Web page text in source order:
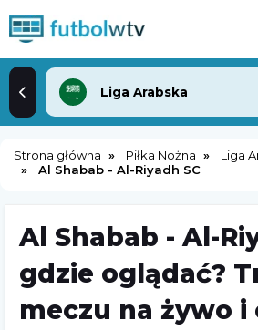
Liga Arabska
Strona główna Piłka Nożna
Liga
Al Shabab - Al-Riyadh SC
Al Shabab - Al-
gdzie oglądać?
meczu na żywo i